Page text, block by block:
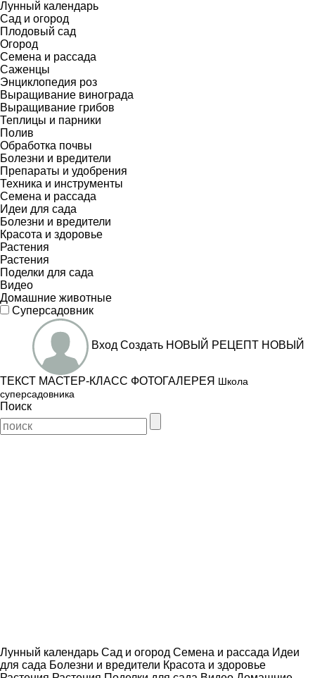
Лунный календарь
Сад и огород
Плодовый сад
Огород
Семена и рассада
Саженцы
Энциклопедия роз
Выращивание винограда
Выращивание грибов
Теплицы и парники
Полив
Обработка почвы
Болезни и вредители
Препараты и удобрения
Техника и инструменты
Семена и рассада
Идеи для сада
Болезни и вредители
Красота и здоровье
Растения
Растения
Поделки для сада
Видео
Домашние животные
Суперсадовник
Вход Создать НОВЫЙ РЕЦЕПТ НОВЫЙ
ТЕКСТ МАСТЕР-КЛАСС ФОТОГАЛЕРЕЯ Школа
суперсадовника
Поиск
Лунный календарь Сад и огород Семена и рассада Идеи
для сада Болезни и вредители Красота и здоровье